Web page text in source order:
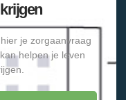
je zorgaanvraag
helpen je leven